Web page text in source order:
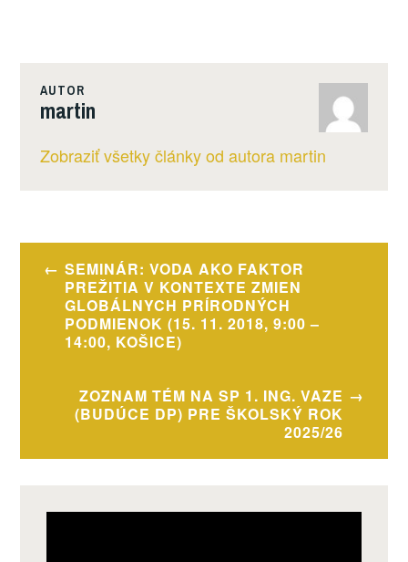
AUTOR
martin
Zobraziť všetky články od autora martin
Navigácia
článku
SEMINÁR: VODA AKO FAKTOR
PREŽITIA V KONTEXTE ZMIEN
GLOBÁLNYCH PRÍRODNÝCH
PODMIENOK (15. 11. 2018, 9:00 –
14:00, KOŠICE)
ZOZNAM TÉM NA SP 1. ING. VAZE
(BUDÚCE DP) PRE ŠKOLSKÝ ROK
2025/26